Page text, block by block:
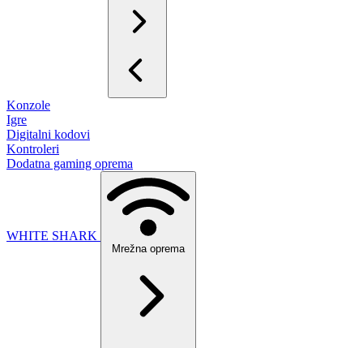
Konzole
Igre
Digitalni kodovi
Kontroleri
Dodatna gaming oprema
WHITE SHARK
Mrežna oprema